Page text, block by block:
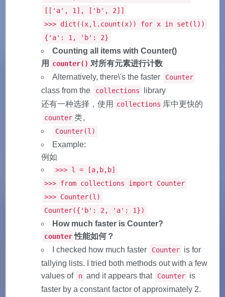
[['a', 1], ['b', 2]]
>>> dict((x,l.count(x)) for x in set(l))
{'a': 1, 'b': 2}
Counting all items with Counter()
用
counter() 对所有元素进行计数
Alternatively, there\'s the faster
Counter
class from the collections
library
还有一种选择，使用
collections 库中更快的
counter 类。
Counter(l)
Example:
例如
>>> l = [a,b,b]
>>> from collections import Counter
>>> Counter(l)
Counter({'b': 2, 'a': 1})
How much faster is Counter?
counter 性能如何？
I checked how much faster
Counter is for
tallying lists. I tried both methods out with a few
values of
n and it appears that Counter is
faster by a constant factor of approximately 2.